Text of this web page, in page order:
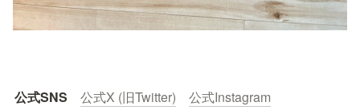
公式SNS 公式X (旧Twitter) 公式Instagram